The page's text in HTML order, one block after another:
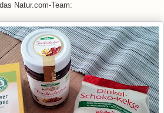
Natur.com-Team: